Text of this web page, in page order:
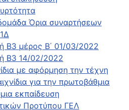
Όρια συναρτήσεων
Β3 μέρος Β΄ 01/03/2022
Β3 14/02/2022
με αφόρμηση την τέχνη
για την πρωτοβάθμια
εκπαίδευση
Προτύπου ΓΕΛ